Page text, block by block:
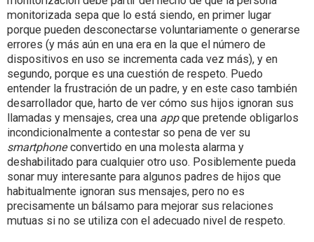
monitorizada sepa que lo está siendo, en primer lugar
porque pueden desconectarse voluntariamente o generarse
errores (y más aún en una era en la que el número de
dispositivos en uso se incrementa cada vez más), y en
segundo, porque es una cuestión de respeto. Puedo
entender la frustración de un padre, y en este caso también
desarrollador que, harto de ver cómo sus hijos ignoran sus
llamadas y mensajes, crea una appque pretende obligarlos
incondicionalmente a contestar so pena de ver su
smartphoneconvertido en una molesta alarma y
deshabilitado para cualquier otro uso. Posiblemente pueda
sonar muy interesante para algunos padres de hijos que
habitualmente ignoran sus mensajes, pero no es
precisamente un bálsamo para mejorar sus relaciones
mutuas si no se utiliza con el adecuado nivel de respeto.